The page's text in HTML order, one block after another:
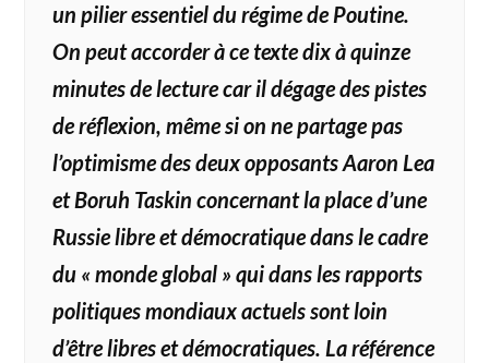
un pilier essentiel du régime de Poutine.
On peut accorder à ce texte dix à quinze
minutes de lecture car il dégage des pistes
de réflexion, même si on ne partage pas
l’optimisme des deux opposants Aaron Lea
et Boruh Taskin concernant la place d’une
Russie libre et démocratique dans le cadre
du « monde global » qui dans les rapports
politiques mondiaux actuels sont loin
d’être libres et démocratiques. La référence